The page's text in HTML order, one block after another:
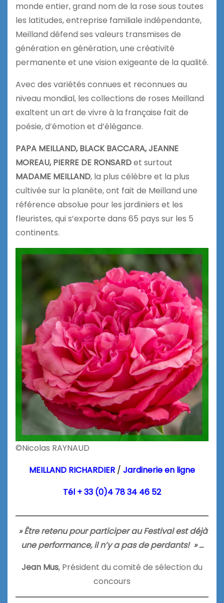
monde entier, grand nom de la rose sous toutes
les latitudes, entreprise familiale indépendante,
Meilland défend ses valeurs transmises de
génération en génération, une créativité
permanente et une vision exigeante de la qualité.
Avec des variétés connues et reconnues au
niveau mondial, les collections de roses Meilland
exaltent un art de vivre à la française fait de
poésie, d’émotion et d’élégance.
PAPA MEILLAND, BLACK BACCARA, JEANNE
MOREAU, PIERRE DE RONSARDet surtout
MADAME MEILLAND, la plus célèbre et la plus
cultivée sur la planète, ont fait de Meilland une
référence absolue pour les jardiniers et les
fleuristes, qui s’exporte dans 65 pays sur les 5
continents.
©Nicolas RAYNAUD
MEILLAND RICHARDIER / Jardinerie en ligne
Tél + 33 (0)4 78 34 46 52
» Être retenu pour participer au Festival est déjà
une performance, il n’y a pas de perdants! » …
Jean Mus, Président du comité de sélection du
concours